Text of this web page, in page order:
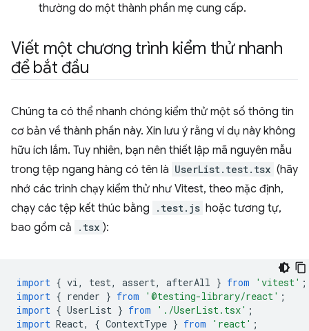
thường do một thành phần mẹ cung cấp.
Viết một chương trình kiểm thử nhanh
để bắt đầu
Chúng ta có thể nhanh chóng kiểm thử một số thông tin
cơ bản về thành phần này. Xin lưu ý rằng ví dụ này không
hữu ích lắm. Tuy nhiên, bạn nên thiết lập mã nguyên mẫu
trong tệp ngang hàng có tên là UserList.test.tsx (hãy
nhớ các trình chạy kiểm thử như Vitest, theo mặc định,
chạy các tệp kết thúc bằng
.test.js hoặc tương tự,
bao gồm cả
.tsx ):
import { vi, test, assert, afterAll } from 'vitest' ;
import { render } from '@testing-library/react' ;
import { UserList } from './UserList.tsx' ;
import React, { ContextType } from 'react' ;